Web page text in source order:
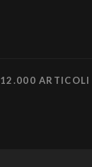
12.000 ARTICOLI